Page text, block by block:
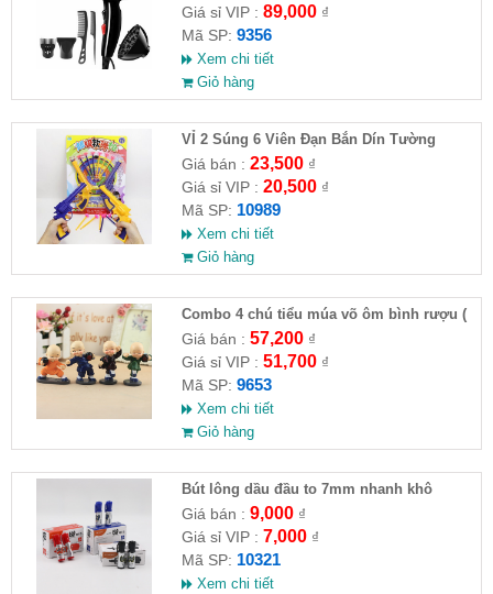
Giá sỉ VIP : 89,000₫
Mã SP: 9356
Xem chi tiết
Giỏ hàng
VỈ 2 Súng 6 Viên Đạn Bắn Dín Tường
Giá bán : 23,500₫
Giá sỉ VIP : 20,500₫
Mã SP: 10989
Xem chi tiết
Giỏ hàng
Combo 4 chú tiểu múa võ ôm bình rượu (
HĐ )
Giá bán : 57,200₫
Giá sỉ VIP : 51,700₫
Mã SP: 9653
Xem chi tiết
Giỏ hàng
Bút lông dầu đầu to 7mm nhanh khô
Giá bán : 9,000₫
Giá sỉ VIP : 7,000₫
Mã SP: 10321
Xem chi tiết